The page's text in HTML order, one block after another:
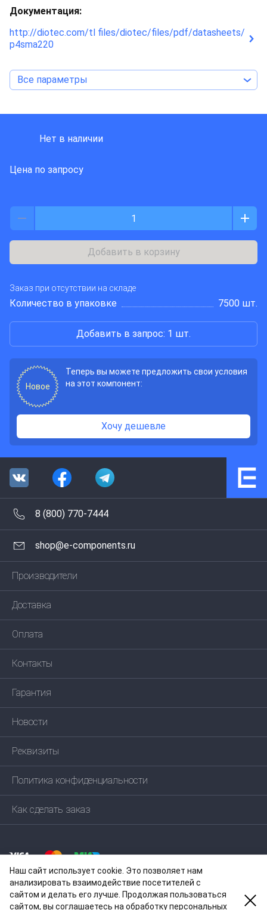
Наш сайт использует cookie. Это позволяет нам
анализировать взаимодействие посетителей с
сайтом и делать его лучше. Продолжая пользоваться
сайтом, вы соглашаетесь на обработку персональных
Документация:
http://diotec.com/tl files/diotec/files/pdf/datasheets/
p4sma220
Все параметры
Нет в наличии
Цена по запросу
Добавить в корзину
Заказ при отсутствии на складе
Количество в упаковке 7500 шт.
Добавить в запрос: 1 шт.
Новое
Теперь вы можете предложить свои условия
на этот компонент:
Хочу дешевле
8 (800) 770-7444
shop@e-components.ru
Производители
Доставка
Оплата
Контакты
Гарантия
Новости
Реквизиты
Политика конфиденциальности
Как сделать заказ